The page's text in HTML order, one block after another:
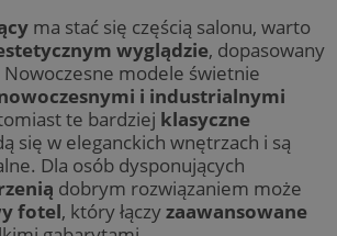
ma stać się częścią salonu, warto
wyglądzie, dopasowany
modele świetnie
i industrialnymi
te bardziej klasyczne
się w eleganckich wnętrzach i są
Dla osób dysponujących
dobrym rozwiązaniem może
fotel, który łączyzaawansowane